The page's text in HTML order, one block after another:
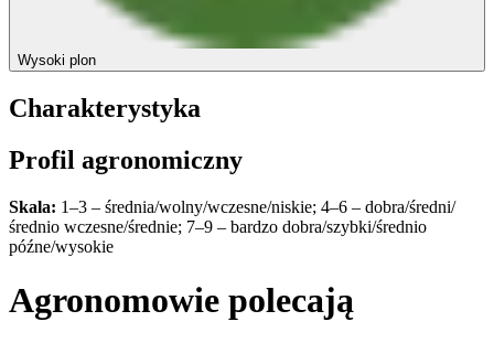
Wysoki plon
Charakterystyka
Profil agronomiczny
Skala: 1–3 – średnia/wolny/wczesne/niskie; 4–6 – dobra/średni/
średnio wczesne/średnie; 7–9 – bardzo dobra/szybki/średnio
późne/wysokie
Agronomowie polecają